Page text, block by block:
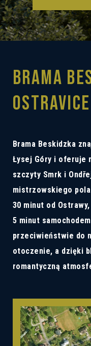
BRAMA
Brama Beskidzka
Łysej Góry i oferuje
szczyty Smrk i
mistrzowskiego
30 minut od
5 minut
przeciwieństwie do
otoczenie, a dzięki
romantyczną